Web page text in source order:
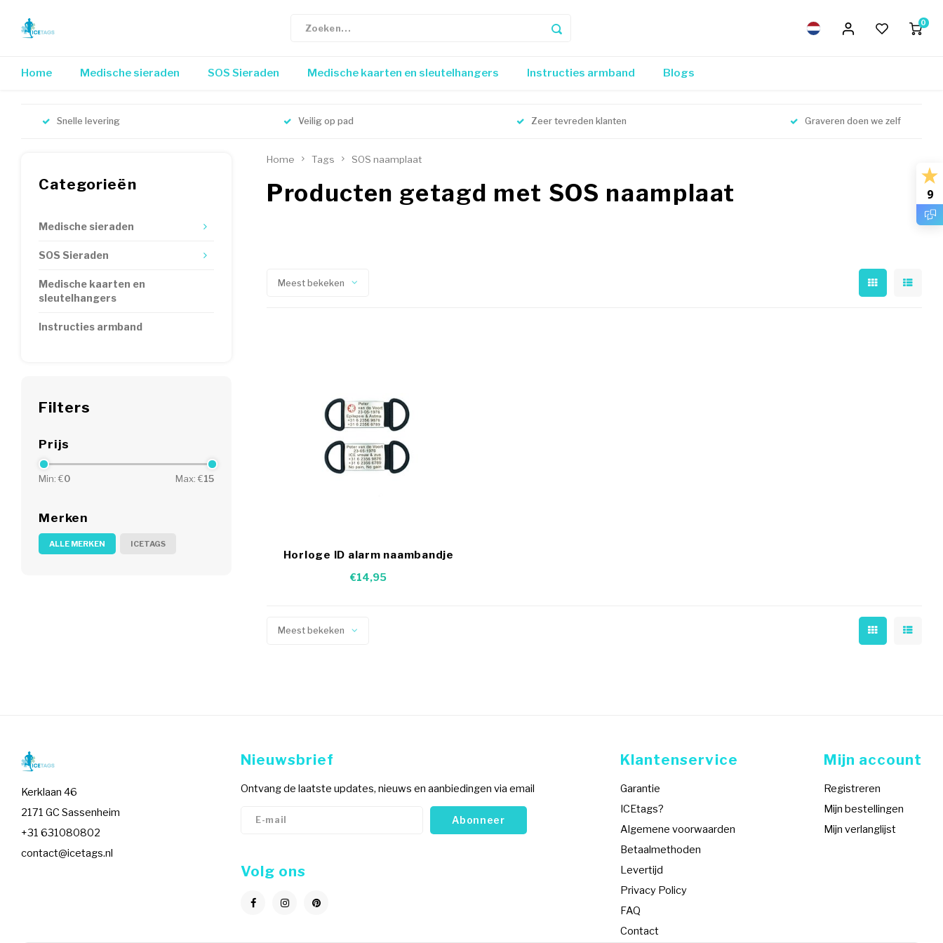
0
Home Medische sieraden SOS Sieraden Medische kaarten en sleutelhangers Instructies armband Blogs
Snelle levering Veilig op pad Zeer tevreden klanten Graveren doen we zelf
Categorieën
Medische sieraden
SOS Sieraden
Medische kaarten en
sleutelhangers
Instructies armband
Filters
Prijs
Min: €0 Max: €15
Merken
ALLE MERKEN ICETAGS
Home Tags SOS naamplaat
Producten getagd met SOS naamplaat
Meest bekeken
Horloge ID alarm naambandje
€14,95
Meest bekeken
Kerklaan 46
2171 GC Sassenheim
+31 631080802
contact@icetags.nl
Nieuwsbrief
Ontvang de laatste updates, nieuws en aanbiedingen via email
Abonneer
Volg ons
Klantenservice
Garantie
ICEtags?
Algemene voorwaarden
Betaalmethoden
Levertijd
Privacy Policy
FAQ
Contact
Mijn account
Registreren
Mijn bestellingen
Mijn verlanglijst
9